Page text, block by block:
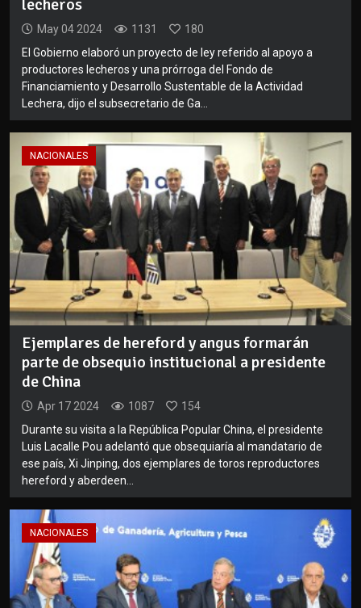
lecheros
May 04 2024 1131
180
El Gobierno elaboró un proyecto de ley referido al apoyo a
productores lecheros y una prórroga del Fondo de
Financiamiento y Desarrollo Sustentable de la Actividad
Lechera, dijo el subsecretario de Ga...
NACIONALES
Ejemplares de hereford y angus formarán
parte de obsequio institucional a presidente
de China
Apr 17 2024 1087
154
Durante su visita a la República Popular China, el presidente
Luis Lacalle Pou adelantó que obsequiaría al mandatario de
ese país, Xi Jinping, dos ejemplares de toros reproductores
hereford y aberdeen...
NACIONALES